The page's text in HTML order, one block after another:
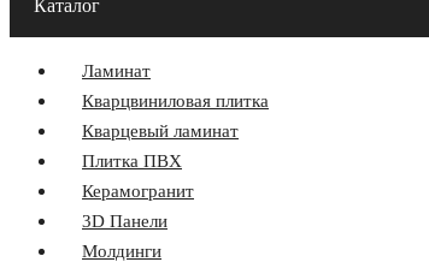
Каталог
Ламинат
Кварцвиниловая плитка
Кварцевый ламинат
Плитка ПВХ
Керамогранит
3D Панели
Молдинги